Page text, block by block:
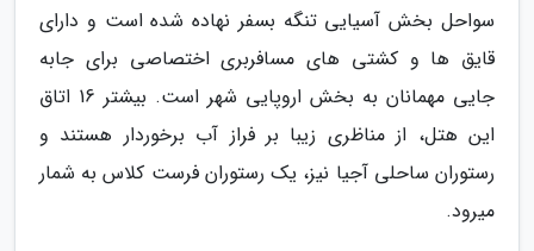
سواحل بخش آسیایی تنگه بسفر نهاده شده است و دارای
قایق ها و کشتی های مسافربری اختصاصی برای جابه
جایی مهمانان به بخش اروپایی شهر است. بیشتر 16 اتاق
این هتل، از مناظری زیبا بر فراز آب برخوردار هستند و
رستوران ساحلی آجیا نیز، یک رستوران فرست کلاس به شمار
میرود.